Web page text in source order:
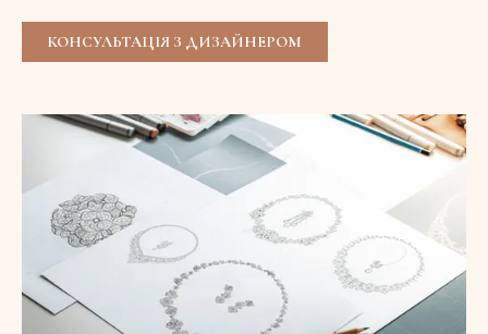
КОНСУЛЬТАЦІЯ З ДИЗАЙНЕРОМ